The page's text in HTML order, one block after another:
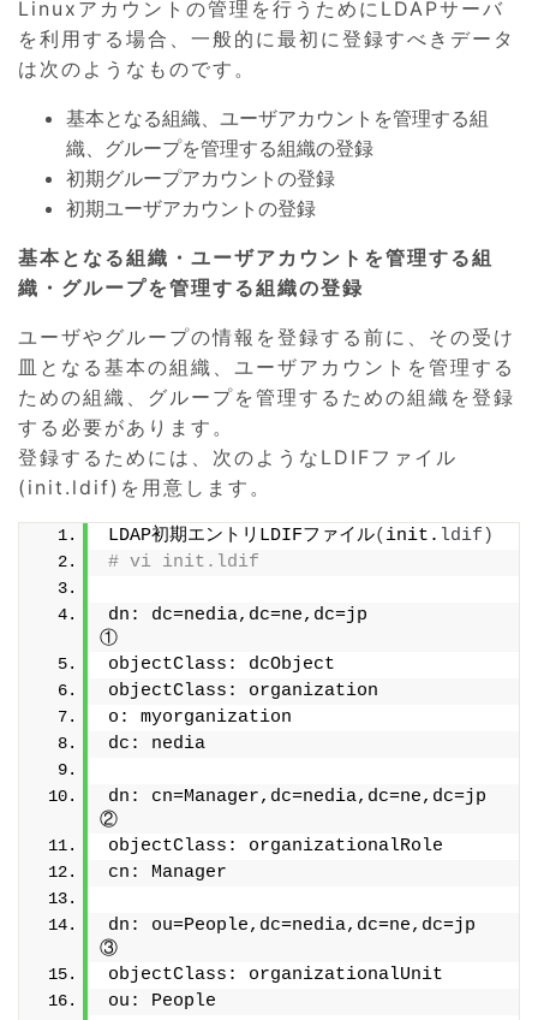
Linuxアカウントの管理を行うためにLDAPサーバ
を利用する場合、一般的に最初に登録すべきデータ
は次のようなものです。
基本となる組織、ユーザアカウントを管理する組
織、グループを管理する組織の登録
初期グループアカウントの登録
初期ユーザアカウントの登録
基本となる組織・ユーザアカウントを管理する組
織・グループを管理する組織の登録
ユーザやグループの情報を登録する前に、その受け
皿となる基本の組織、ユーザアカウントを管理する
ための組織、グループを管理するための組織を登録
する必要があります。
登録するためには、次のようなLDIFファイル
(init.ldif)を用意します。
LDAP初期エントリLDIFファイル( init. ldif )
# vi init.ldif
dn: dc=nedia,dc=ne,dc=jp
①
objectClass: dcObject
objectClass: organization
o: myorganization
dc: nedia
dn: cn=Manager,dc=nedia,dc=ne,dc=jp
②
objectClass: organizationalRole
cn: Manager
dn: ou=People,dc=nedia,dc=ne,dc=jp
③
objectClass: organizationalUnit
ou: People